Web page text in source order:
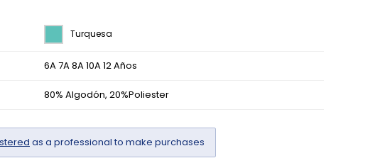
Turquesa
6A 7A 8A 10A 12 Años
80% Algodón, 20%Poliester
as a professional to make purchases